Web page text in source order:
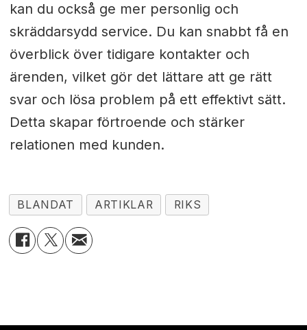
kan du också ge mer personlig och
skräddarsydd service. Du kan snabbt få en
överblick över tidigare kontakter och
ärenden, vilket gör det lättare att ge rätt
svar och lösa problem på ett effektivt sätt.
Detta skapar förtroende och stärker
relationen med kunden.
BLANDAT ARTIKLAR RIKS